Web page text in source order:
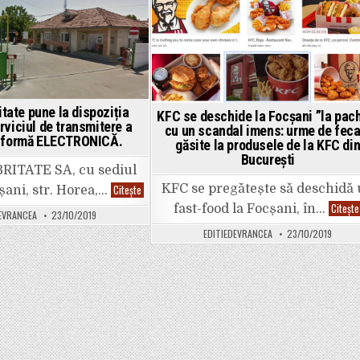
urși.
A
scăpat
cu
viață
în
mod
miraculos!
pune la dispoziția
de transmitere a
ELECTRONICĂ.
SA, cu sediul
str. Horea,… CiteșteCUP
Salubritate
pune
dispoziția
clienților
serviciul
de
transmitere
a
facturii
în
formă
ELECTRONICĂ.
23/10/2019
Posted
in
KFC se deschide la Focșani ”la
cu un scandal imens: urme de
găsite la produsele de la KFC din
București
KFC se pregătește să deschidă
fast-food la Focșani, în… Citește
EDITIEDEVRANCEA 23/10/2019